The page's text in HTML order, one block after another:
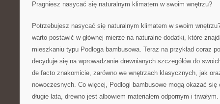
Pragniesz nasycać się naturalnym klimatem w swoim wnętrzu?
Potrzebujesz nasycać się naturalnym klimatem w swoim
warto postawić w głównej mierze na naturalne dodatki, które
mieszkaniu typu Podłoga bambusowa. Teraz na przykład coraz
decyduje się na wprowadzanie drewnianych szczegółów do
de facto znakomicie, zarówno we wnętrzach klasycznych, jak
nowoczesnych. Co więcej, Podłogi bambusowe mogą okazać
długie lata, drewno jest albowiem materiałem odpornym i